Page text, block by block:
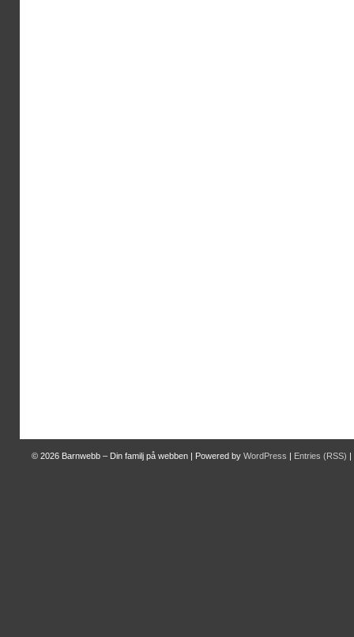
© 2026 Barnwebb – Din familj på webben | Powered by WordPress | Entries (RSS) |